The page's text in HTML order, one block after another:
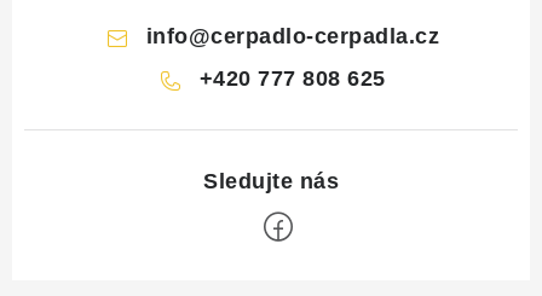
info@cerpadlo-cerpadla.cz
+420 777 808 625